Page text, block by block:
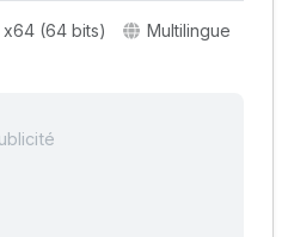
x64 (64 bits) Multilingue